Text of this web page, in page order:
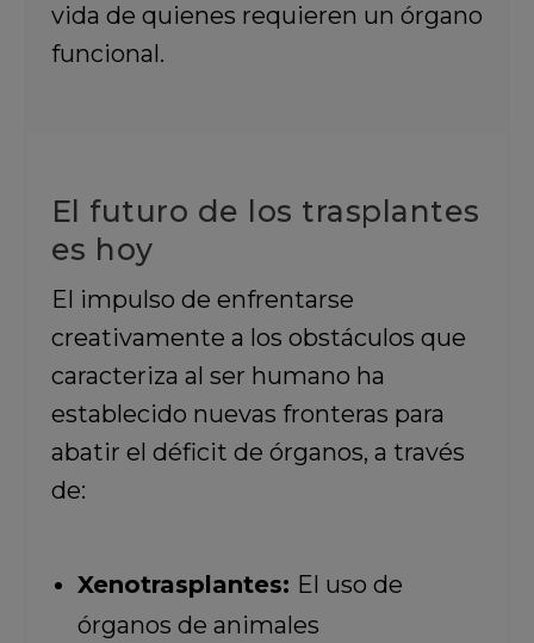
vida de quienes requieren un órgano
funcional.
El futuro de los trasplantes
es hoy
El impulso de enfrentarse
creativamente a los obstáculos que
caracteriza al ser humano ha
establecido nuevas fronteras para
abatir el déficit de órganos, a través
de:
Xenotrasplantes: El uso de
órganos de animales